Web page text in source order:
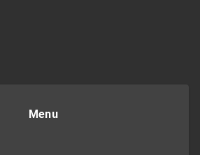
Menu